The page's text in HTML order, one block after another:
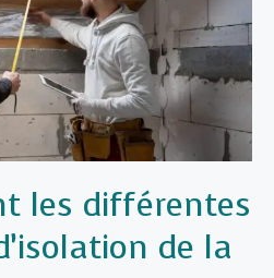
les différentes
de la